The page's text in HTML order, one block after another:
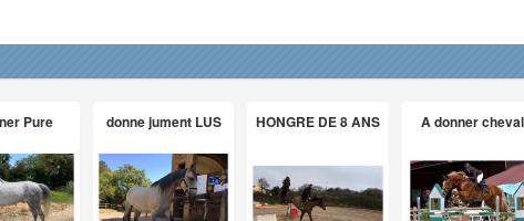
Pure donne jument LUS HONGRE DE 8 ANS A donner cheval